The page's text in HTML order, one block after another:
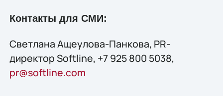
Контакты для СМИ:
Светлана Ащеулова-Панкова, PR-
директор Softline, +7 925 800 5038,
pr@softline.com